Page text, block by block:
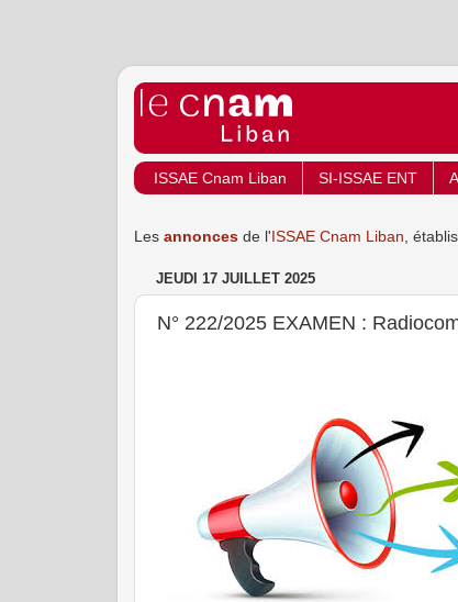
ISSAE Cnam Liban SI-ISSAE ENT
Les annonces de l' ISSAE Cnam Liban ,
JEUDI 17 JUILLET 2025
N° 222/2025 EXAMEN :